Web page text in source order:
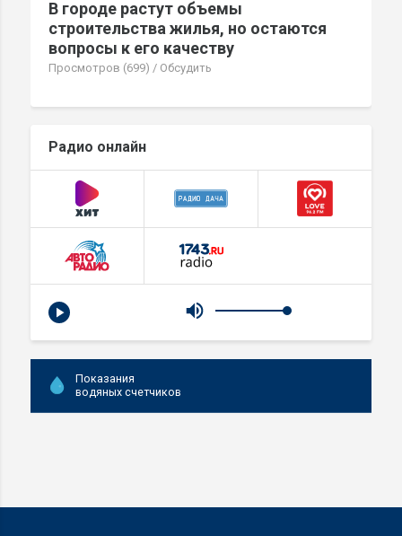
В городе растут объемы
строительства жилья, но остаются
вопросы к его качеству
Просмотров (699) / Обсудить
Радио онлайн
Показания
водяных счетчиков